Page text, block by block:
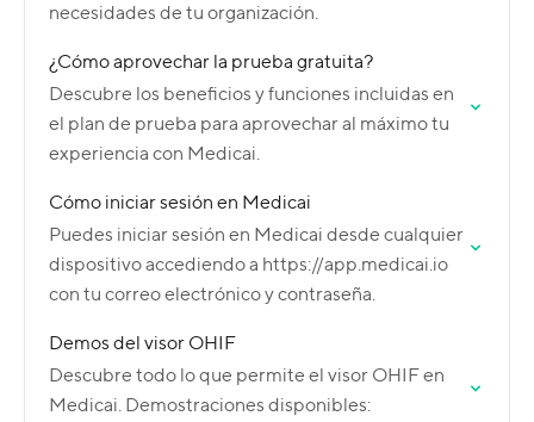
necesidades de tu organización.
¿Cómo aprovechar la prueba gratuita?
Descubre los beneficios y funciones incluidas en
el plan de prueba para aprovechar al máximo tu
experiencia con Medicai.
Cómo iniciar sesión en Medicai
Puedes iniciar sesión en Medicai desde cualquier
dispositivo accediendo a https://app.medicai.io
con tu correo electrónico y contraseña.
Demos del visor OHIF
Descubre todo lo que permite el visor OHIF en
Medicai. Demostraciones disponibles: